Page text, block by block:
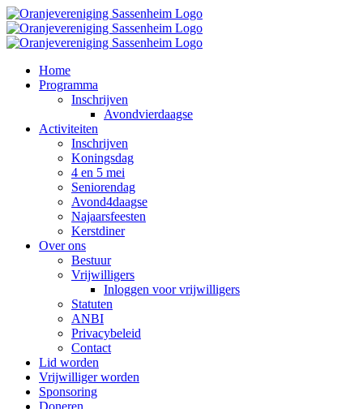
Ga
naar
inhoud
Home
Programma
Inschrijven
Avondvierdaagse
Activiteiten
Inschrijven
Koningsdag
4 en 5 mei
Seniorendag
Avond4daagse
Najaarsfeesten
Kerstdiner
Over ons
Bestuur
Vrijwilligers
Inloggen voor vrijwilligers
Statuten
ANBI
Privacybeleid
Contact
Lid worden
Vrijwilliger worden
Sponsoring
Doneren